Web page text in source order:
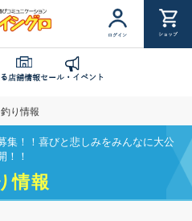
ログイン ショップ
店舗情報セール・イベント
釣り情報
集！！喜びと悲しみをみんなに大公
！！
情報